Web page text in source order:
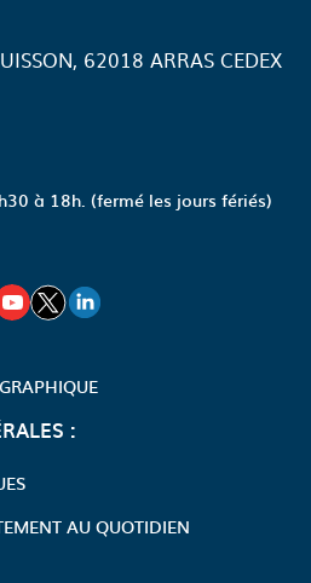
62018 ARRAS CEDEX
à 18h. (fermé les jours fériés)
FENÊTRE VERS LA PAGE
FENÊTRE VERS LA
FENÊTRE VERS LA
NOUVELLE FENÊTRE VERS
NOUVELLE FENÊTRE
:
AU QUOTIDIEN